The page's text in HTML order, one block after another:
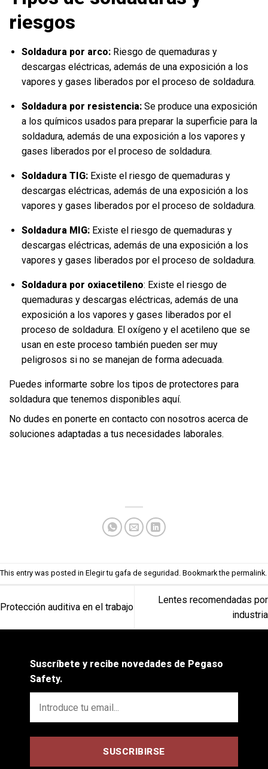
riesgos
Soldadura por arco:Riesgo de quemaduras y
descargas eléctricas, además de una exposición a los
vapores y gases liberados por el proceso de soldadura.
Soldadura por resistencia:Se produce una exposición
a los químicos usados para preparar la superficie para la
soldadura, además de una exposición a los vapores y
gases liberados por el proceso de soldadura.
Soldadura TIG:Existe el riesgo de quemaduras y
descargas eléctricas, además de una exposición a los
vapores y gases liberados por el proceso de soldadura.
Soldadura MIG:Existe el riesgo de quemaduras y
descargas eléctricas, además de una exposición a los
vapores y gases liberados por el proceso de soldadura.
Soldadura por oxiacetileno: Existe el riesgo de
quemaduras y descargas eléctricas, además de una
exposición a los vapores y gases liberados por el
proceso de soldadura. El oxígeno y el acetileno que se
usan en este proceso también pueden ser muy
peligrosos si no se manejan de forma adecuada.
Puedes informarte sobre los tipos de protectores para
soldadura que tenemos disponibles aquí.
No dudes en ponerte en contacto con nosotros acerca de
soluciones adaptadas a tus necesidades laborales.
This entry was posted in Elegir tu gafa de seguridad . Bookmark the permalink.
Protección auditiva en el trabajo
Lentes recomendadas por
industria
Suscríbete y recibe novedades de Pegaso
Safety.